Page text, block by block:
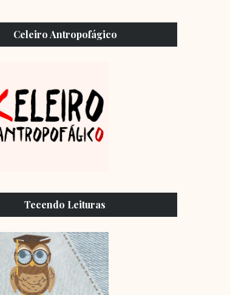
Celeiro Antropofágico
Tecendo Leituras